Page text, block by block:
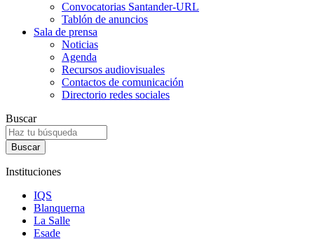
Convocatorias Santander-URL
Tablón de anuncios
Sala de prensa
Noticias
Agenda
Recursos audiovisuales
Contactos de comunicación
Directorio redes sociales
Buscar
Instituciones
IQS
Blanquerna
La Salle
Esade